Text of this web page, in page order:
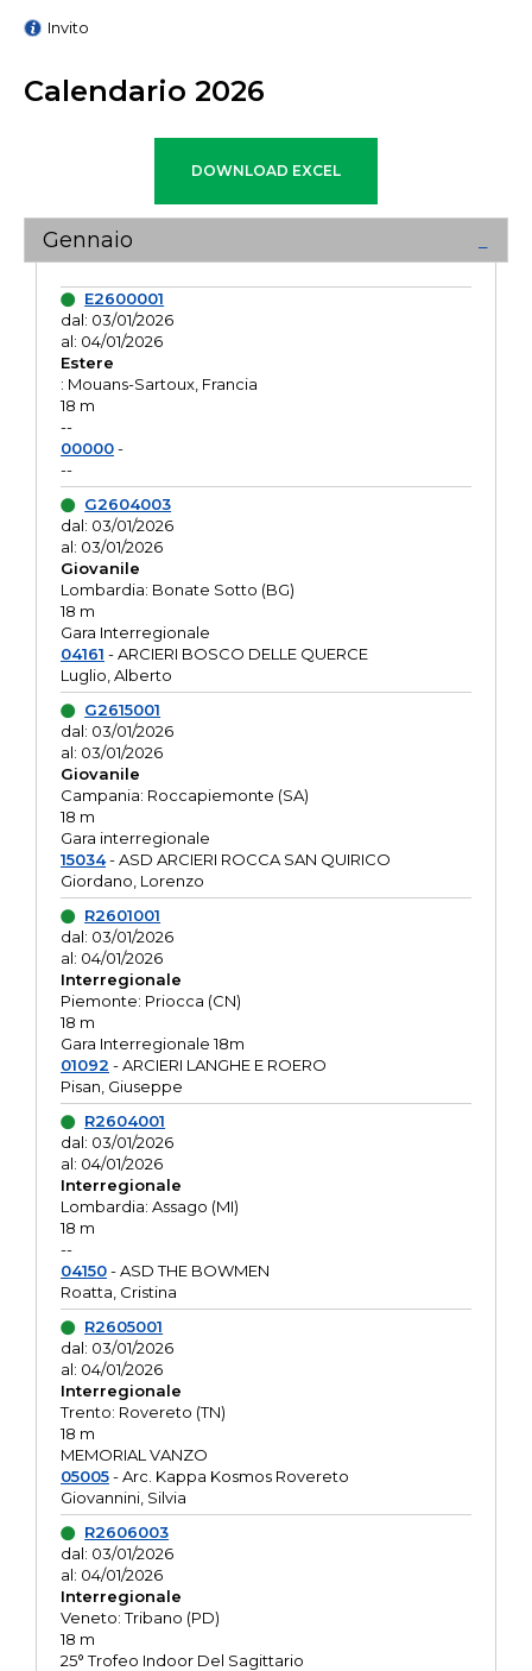
Invito
Calendario 2026
Gennaio
E2600001
dal: 03/01/2026
al: 04/01/2026
Estere
: Mouans-Sartoux, Francia
18 m
--
00000-
--
G2604003
dal: 03/01/2026
al: 03/01/2026
Giovanile
Lombardia: Bonate Sotto (BG)
18 m
Gara Interregionale
04161 - ARCIERI BOSCO DELLE QUERCE
Luglio, Alberto
G2615001
dal: 03/01/2026
al: 03/01/2026
Giovanile
Campania: Roccapiemonte (SA)
18 m
Gara interregionale
15034- ASD ARCIERI ROCCA SAN QUIRICO
Giordano, Lorenzo
R2601001
dal: 03/01/2026
al: 04/01/2026
Interregionale
Piemonte: Priocca (CN)
18 m
Gara Interregionale 18m
01092 - ARCIERI LANGHE E ROERO
Pisan, Giuseppe
R2604001
dal: 03/01/2026
al: 04/01/2026
Interregionale
Lombardia: Assago (MI)
18 m
--
04150- ASD THE BOWMEN
Roatta, Cristina
R2605001
dal: 03/01/2026
al: 04/01/2026
Interregionale
Trento: Rovereto (TN)
18 m
MEMORIAL VANZO
05005- Arc. Kappa Kosmos Rovereto
Giovannini, Silvia
R2606003
dal: 03/01/2026
al: 04/01/2026
Interregionale
Veneto: Tribano (PD)
18 m
25° Trofeo Indoor Del Sagittario